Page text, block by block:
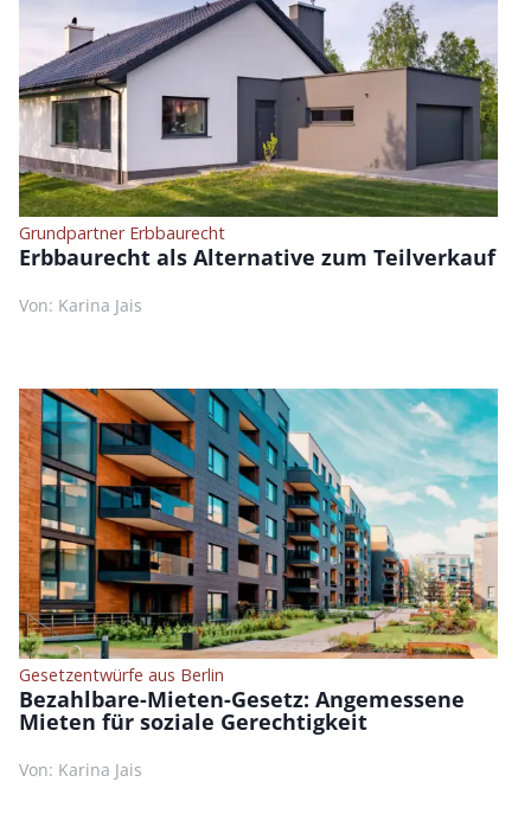
Grundpartner Erbbaurecht
Erbbaurecht als Alternative zum Teilverkauf
Von: Karina Jais
Gesetzentwürfe aus Berlin
Bezahlbare-Mieten-Gesetz: Angemessene
Mieten für soziale Gerechtigkeit
Von: Karina Jais